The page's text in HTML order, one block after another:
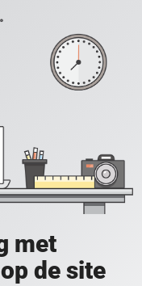
met
de site